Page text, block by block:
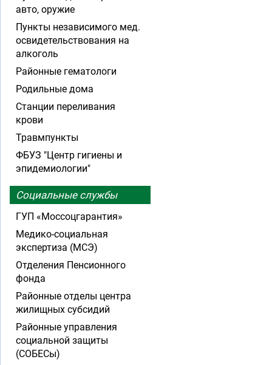
авто, оружие
Пункты независимого мед.
освидетельствования на
алкоголь
Районные гематологи
Родильные дома
Станции переливания
крови
Травмпункты
ФБУЗ "Центр гигиены и
эпидемиологии"
Социальные службы
ГУП «Моссоцгарантия»
Медико-социальная
экспертиза (МСЭ)
Отделения Пенсионного
фонда
Районные отделы центра
жилищных субсидий
Районные управления
социальной защиты
(СОБЕСы)